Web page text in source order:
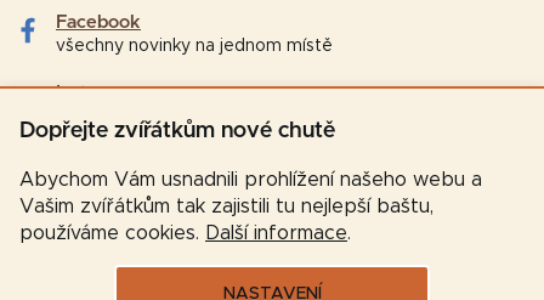
Dopřejte zvířátkům nové chutě
Abychom Vám usnadnili prohlížení našeho webu a
Vašim zvířátkům tak zajistili tu nejlepší baštu,
používáme cookies. Další informace.
NASTAVENÍ
Facebook
všechny novinky na jednom místě
Instagram
tipy a zajímavosti pro chovatele